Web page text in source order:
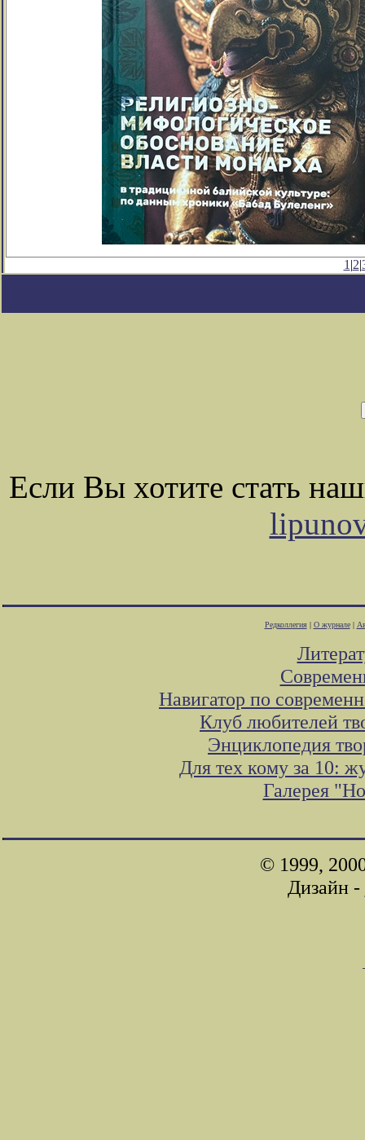
1 |2|
Если Вы хотите стать
Редколлегия| О журнале|
Навигатор по
Клуб любителей
Энциклопедия
Для тех кому за 10:
Галерея
© 1999,
Дизайн -